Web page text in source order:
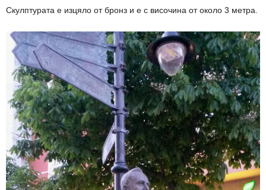
Скулптурата е изцяло от бронз и е с височина от около 3 метра.